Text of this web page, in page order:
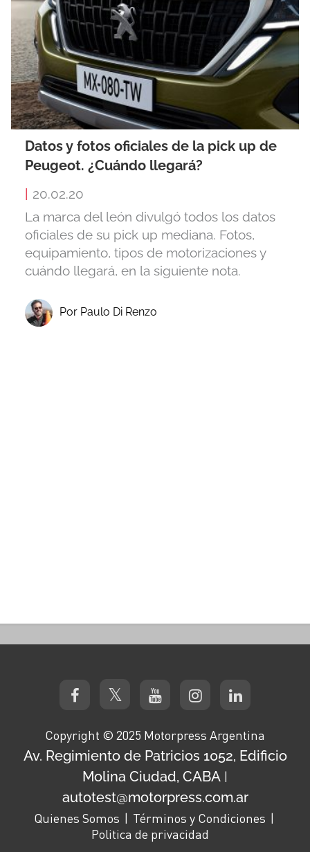
Datos y fotos oficiales de la pick up de
Peugeot. ¿Cuándo llegará?
20.02.20
La marca del león divulgó todos los datos
oficiales de su pick up mediana. Fotos,
equipamiento, tipos de motorizaciones y
cuándo llegará, en la siguiente nota.
Por Paulo Di Renzo
Copyright © 2025 Motorpress Argentina
Av. Regimiento de Patricios 1052, Edificio
Molina Ciudad, CABA |
autotest@motorpress.com.ar
Quienes Somos
Términos y Condiciones
Politica de privacidad